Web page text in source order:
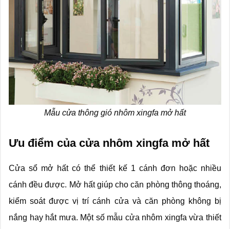
Mẫu cửa thông gió nhôm xingfa mở hất
Ưu điểm của cửa nhôm xingfa mở hất
Cửa sổ mở hất có thể thiết kế 1 cánh đơn hoặc nhiều
cánh đều được. Mở hất giúp cho căn phòng thông thoáng,
kiểm soát được vị trí cánh cửa và căn phòng không bị
nắng hay hắt mưa. Một số mẫu cửa nhôm xingfa vừa thiết